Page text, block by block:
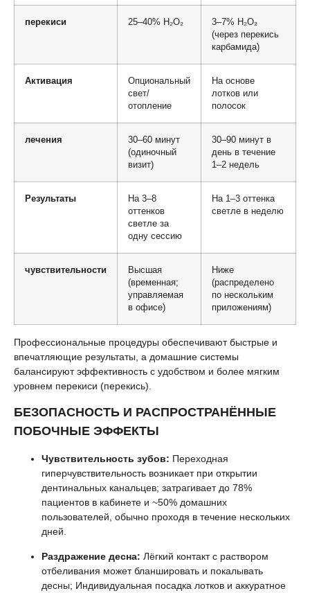
перекиси 25–40% H₂O₂
3–7% H₂O₂
(через перекись
карбамида)
Активация
Опциональный
свет/
отопление
На основе
лотков или
полосок
лечения
30–60 минут
(одиночный
визит)
30–90 минут в
день в течение
1–2 недель
Результаты
На 3–8
оттенков
светле за
одну сессию
На 1–3 оттенка
светле в неделю
чувствительности
Высшая
(временная;
управляемая
в офисе)
Ниже
(распределено
по нескольким
приложениям)
Профессиональные процедуры обеспечивают быстрые и
впечатляющие результаты, а домашние системы
балансируют эффективность с удобством и более мягким
уровнем перекиси (перекись).
БЕЗОПАСНОСТЬ И РАСПРОСТРАНЁННЫЕ
ПОБОЧНЫЕ ЭФФЕКТЫ
Чувствительность зубов: Переходная
гиперчувствительность возникает при открытии
дентинальных канальцев; затрагивает до 78%
пациентов в кабинете и ~50% домашних
пользователей, обычно проходя в течение нескольких
дней.
Раздражение десна: Лёгкий контакт с раствором
отбеливания может бланшировать и покалывать
десны; Индивидуальная посадка лотков и аккуратное